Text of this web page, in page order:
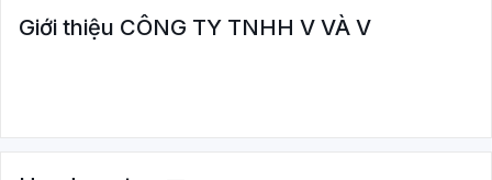
Giới thiệu CÔNG TY TNHH V VÀ V